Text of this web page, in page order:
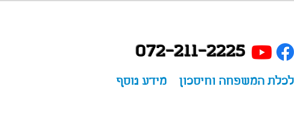
072-211-2225
המשפחה וחיסכון מידע נוסף